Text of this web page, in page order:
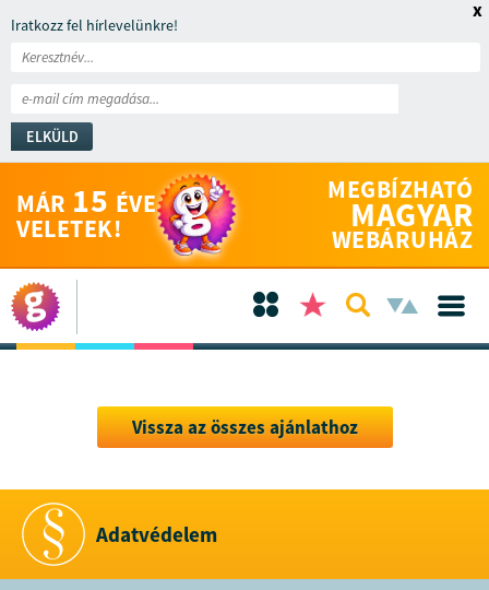
Iratkozz fel hírlevelünkre!
ELKÜLD
x
MÁR 15 ÉVE
VELETEK!
MEGBÍZHATÓ
MAGYAR
WEBÁRUHÁZ
Vissza az összes ajánlathoz
Adatvédelem